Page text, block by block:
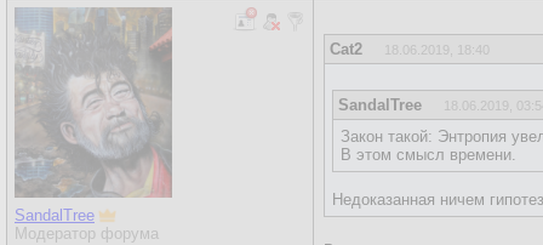
SandalTree
Модератор форума
Cat2 18.06.2019, 18:40
SandalTree 18.06.2019,
Закон такой: Энтропия
В этом смысл времени.
Недоказанная ничем